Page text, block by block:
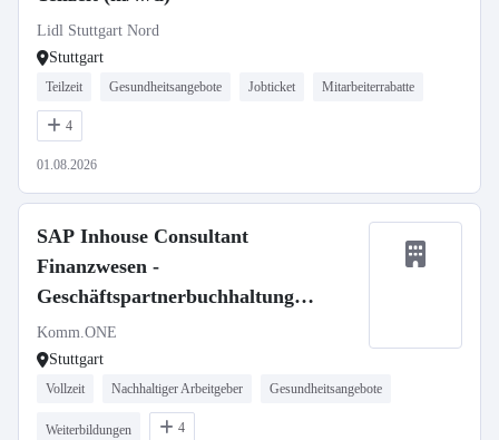
Lidl Stuttgart Nord
Stuttgart
Teilzeit Gesundheitsangebote Jobticket Mitarbeiterrabatte
4
01.08.2026
SAP Inhouse Consultant
Finanzwesen -
Geschäftspartnerbuchhaltung
(w/m/d)
Komm.ONE
Stuttgart
Vollzeit Nachhaltiger Arbeitgeber Gesundheitsangebote
Weiterbildungen 4